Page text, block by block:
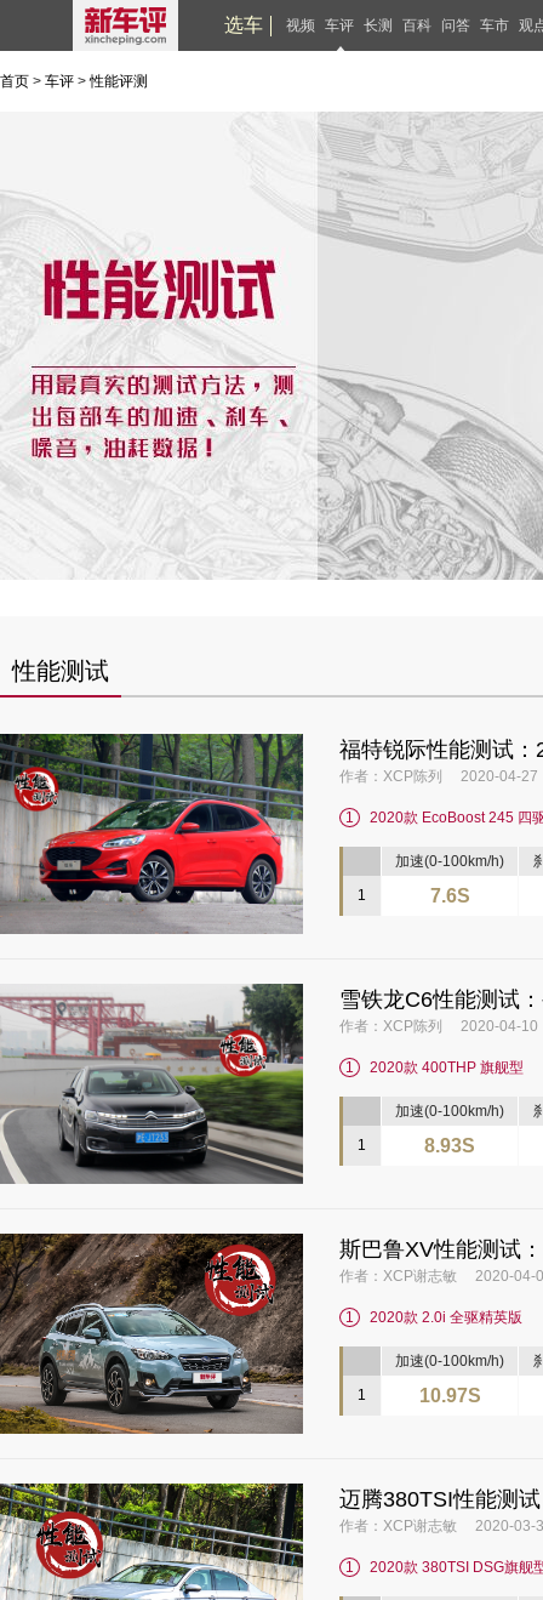
选车 视频 车评 长测 百科 问答 车市 观
首页 > 车评 >性能评测
性能测试
福特锐际性能测试
作者：XCP陈列 2020-04-27
1 2020款 EcoBoost 245 四
加速(0-100km/h)
1
7.6S
雪铁龙C6性能测试
作者：XCP陈列 2020-04-10
1 2020款 400THP 旗舰型
加速(0-100km/h)
1
8.93S
斯巴鲁XV性能测试
作者：XCP谢志敏 2020-04-
1 2020款 2.0i 全驱精英版
加速(0-100km/h)
1
10.97S
迈腾380TSI性能测
作者：XCP谢志敏 2020-03-
1 2020款 380TSI DSG旗舰